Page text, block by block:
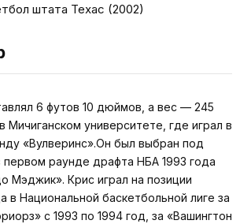
штата Техас (2002)
6 футов 10 дюймов, а вес — 245
Мичиганском университете, где играл в
«Вулверинс».Он был выбран под
раунде драфта НБА 1993 года
Мэджик». Крис играл на позиции
в Национальной баскетбольной лиге за
с 1993 по 1994 год, за «Вашингтон